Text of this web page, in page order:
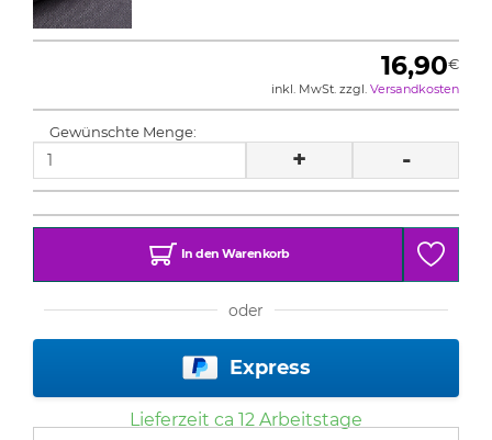
16,90€
inkl. MwSt. zzgl. Versandkosten
Gewünschte Menge:
+ -
In den Warenkorb
oder
Express
Lieferzeit ca 12 Arbeitstage